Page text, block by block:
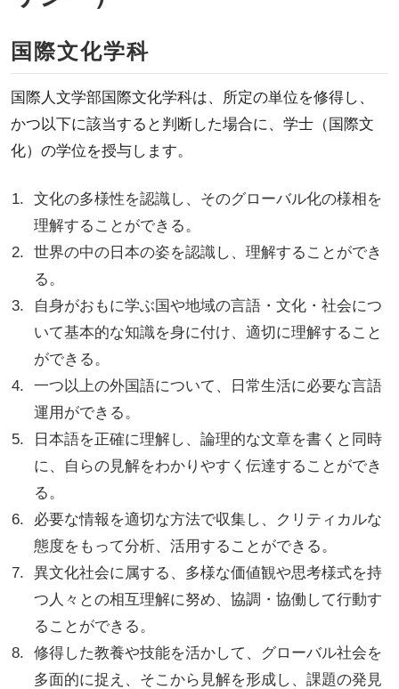
国際文化学科
国際人文学部国際文化学科は、所定の単位を修得し、
かつ以下に該当すると判断した場合に、学士（国際文
化）の学位を授与します。
文化の多様性を認識し、そのグローバル化の様相を
理解することができる。
世界の中の日本の姿を認識し、理解することができ
る。
自身がおもに学ぶ国や地域の言語・文化・社会につ
いて基本的な知識を身に付け、適切に理解すること
ができる。
一つ以上の外国語について、日常生活に必要な言語
運用ができる。
日本語を正確に理解し、論理的な文章を書くと同時
に、自らの見解をわかりやすく伝達することができ
る。
必要な情報を適切な方法で収集し、クリティカルな
態度をもって分析、活用することができる。
異文化社会に属する、多様な価値観や思考様式を持
つ人々との相互理解に努め、協調・協働して行動す
ることができる。
修得した教養や技能を活かして、グローバル社会を
多面的に捉え、そこから見解を形成し、課題の発見